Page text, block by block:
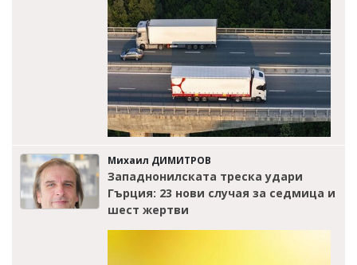
Михаил ДИМИТРОВ
Западнонилската треска удари
Гърция: 23 нови случая за седмица и
шест жертви